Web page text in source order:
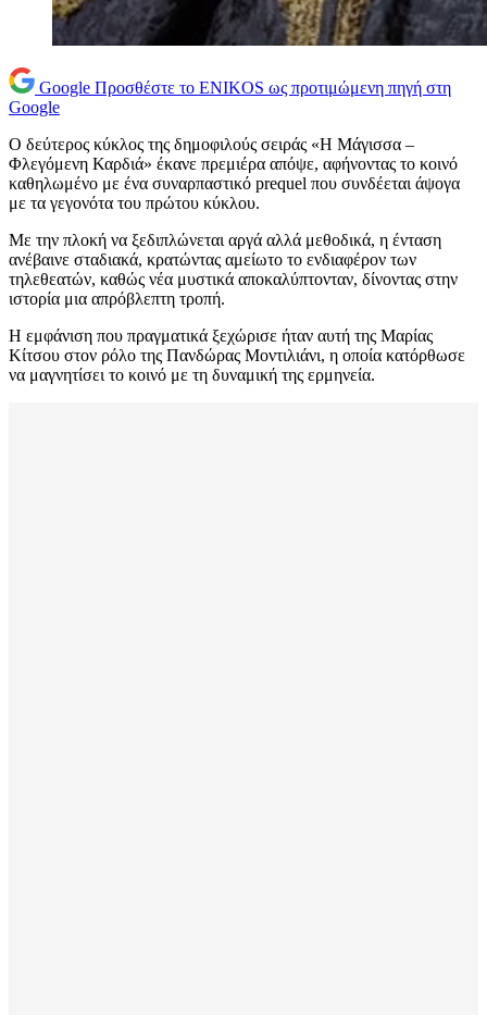
Google Προσθέστε το ENIKOS ως προτιμώμενη πηγή στη
Google
Ο δεύτερος κύκλος της δημοφιλούς σειράς «Η Μάγισσα –
Φλεγόμενη Καρδιά» έκανε πρεμιέρα απόψε, αφήνοντας το κοινό
καθηλωμένο με ένα συναρπαστικό prequel που συνδέεται άψογα
με τα γεγονότα του πρώτου κύκλου.
Με την πλοκή να ξεδιπλώνεται αργά αλλά μεθοδικά, η ένταση
ανέβαινε σταδιακά, κρατώντας αμείωτο το ενδιαφέρον των
τηλεθεατών, καθώς νέα μυστικά αποκαλύπτονταν, δίνοντας στην
ιστορία μια απρόβλεπτη τροπή.
Η εμφάνιση που πραγματικά ξεχώρισε ήταν αυτή της Μαρίας
Κίτσου στον ρόλο της Πανδώρας Μοντιλιάνι, η οποία κατόρθωσε
να μαγνητίσει το κοινό με τη δυναμική της ερμηνεία.